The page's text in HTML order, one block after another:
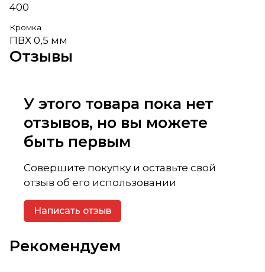
400
Кромка
ПВХ 0,5 мм
Отзывы
У этого товара пока нет
отзывов, но вы можете
быть первым
Совершите покупку и оставьте свой
отзыв об его использовании
Написать отзыв
Рекомендуем